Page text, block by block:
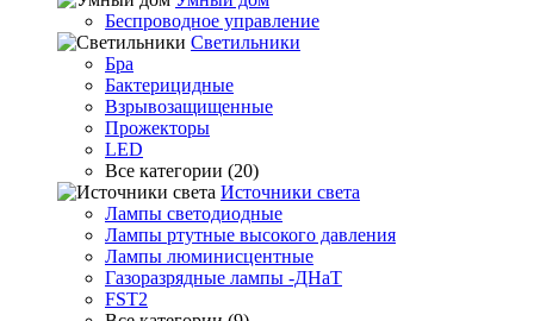
Беспроводное управление
Светильники
Бра
Бактерицидные
Взрывозащищенные
Прожекторы
LED
Все категории (20)
Источники света
Лампы светодиодные
Лампы ртутные высокого давления
Лампы люминисцентные
Газоразрядные лампы -ДНаТ
FST2